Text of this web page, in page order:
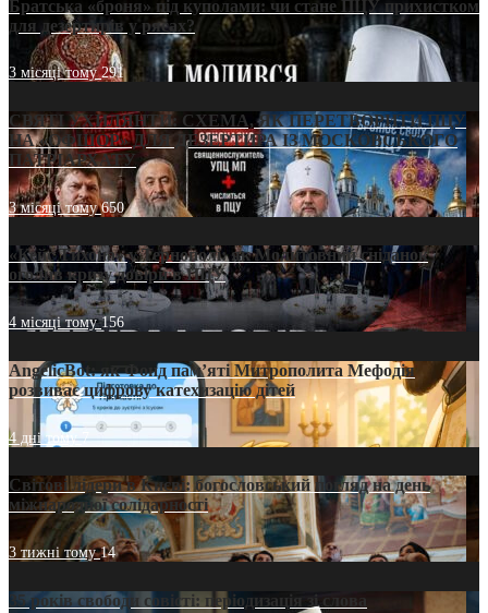
Братська «броня» під куполами: чи стане ПЦУ прихистком
для дезертирів у рясах?
3 місяці тому291
СВЯТІ УХИЛЯНТИ: СХЕМА, ЯК ПЕРЕТВОРИТИ ПЦУ
НА «ОФШОР» ДЛЯ ДЕЗЕРТИРА ІЗ МОСКОВСЬКОГО
ПАТРІАРХАТУ
3 місяці тому650
«Кейс Тихона» у Тернополі: як Молитовний сніданок
оголив кризу довіри в ПЦУ
4 місяці тому156
AngelicBot: як Фонд пам’яті Митрополита Мефодія
розвиває цифрову катехизацію дітей
4 дні тому7
Світові лідери в Києві: богословський погляд на день
міжнародної солідарності
3 тижні тому14
35 років свободи совісті: періодизація зі слова